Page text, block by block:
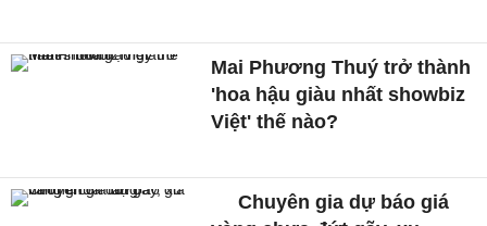
Mai Phương Thuý trở thành
'hoa hậu giàu nhất showbiz
Việt' thế nào?
Chuyên gia dự báo giá